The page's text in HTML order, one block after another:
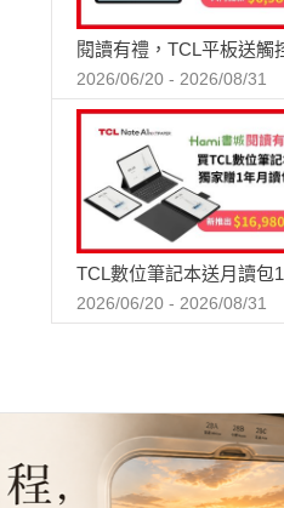
閱讀有禮，TCL平板送觸
2026/06/20 - 2026/08/31
TCL數位筆記本送月讀包
2026/06/20 - 2026/08/31